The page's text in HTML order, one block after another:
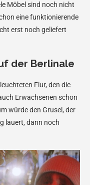
Möbel sind noch nicht
eine funktionierende
erst noch geliefert
der Berlinale
Flur, den die
Erwachsenen schon
würde den Grusel, der
lauert, dann noch